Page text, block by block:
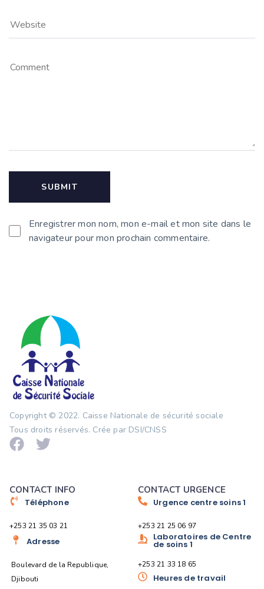
Enregistrer mon nom, mon e-mail et mon site dans le
navigateur pour mon prochain commentaire.
Copyright © 2022. Caisse Nationale de sécurité sociale
Tous droits réservés. Crée par DSI/CNSS
CONTACT INFO
Téléphone
+253 21 35 03 21
Adresse
Boulevard de la Republique,
Djibouti
CONTACT URGENCE
Urgence centre soins 1
+253 21 25 06 97
Laboratoires de Centre
de soins 1
+253 21 33 18 65
Heures de travail